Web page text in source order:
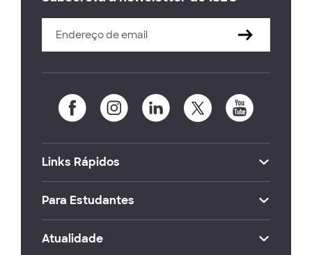
Links Rápidos
Para Estudantes
Atualidade